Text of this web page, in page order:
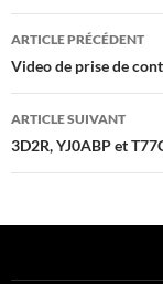
Navigation
des
articles
ARTICLE PRÉCÉDENT
Video de prise de
ARTICLE SUIVANT
3D2R, YJ0ABP et